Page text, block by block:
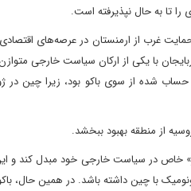
تا به حال نپذیرفته است.
غرب از ارمنستان در عرصه‌های
با یکی از ارکان سیاست خارجی
از منطقه بهبود ببخشد.
خاص در سیاست خارجی خود مبدل کند و
با چین داشته باشد. در همین حال،